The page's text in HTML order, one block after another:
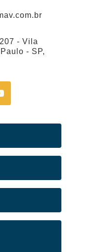
- Vila
- SP,